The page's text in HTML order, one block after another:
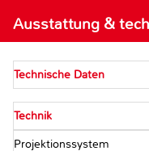
Ausstattung &
Technische Daten
Technik
Projektionssystem